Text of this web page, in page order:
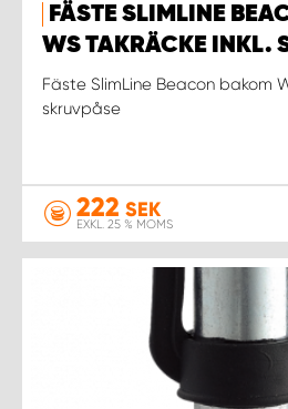
FÄSTE SLIMLINE
WS TAKRÄCKE INKL.
Fäste SlimLine Beacon bakom
skruvpåse
222 SEK
EXKL. 25 % MOMS